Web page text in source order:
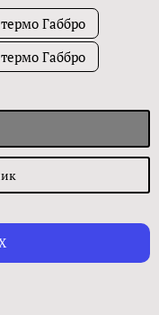
Габбро
Габбро